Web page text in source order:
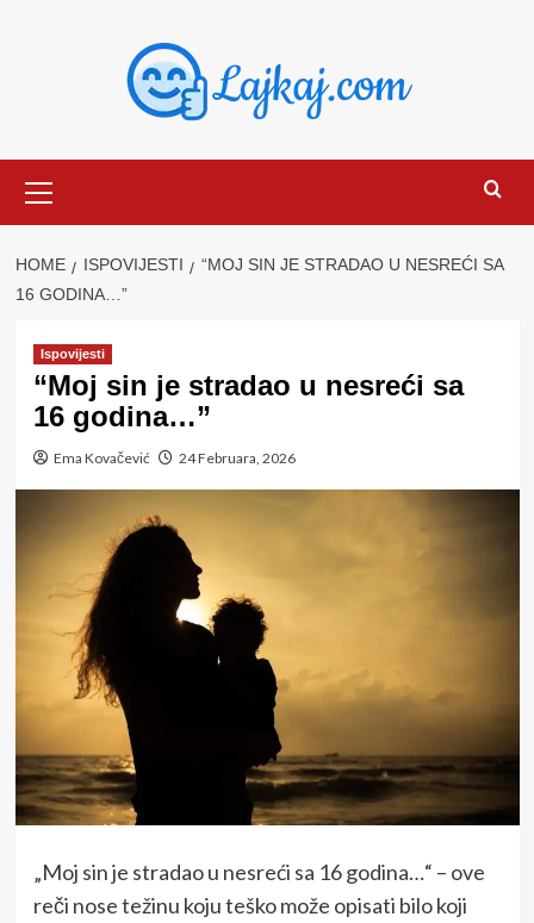
Menu
HOME ISPOVIJESTI
“MOJ SIN JE STRADAO U NESREĆI SA
16 GODINA…”
Ispovijesti
“Moj sin je stradao u nesreći sa
16 godina…”
Ema Kovačević 24 Februara, 2026
„Moj sin je stradao u nesreći sa 16 godina…“ – ove
reči nose težinu koju teško može opisati bilo koji